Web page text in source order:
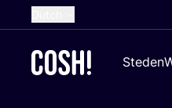
French
Steden